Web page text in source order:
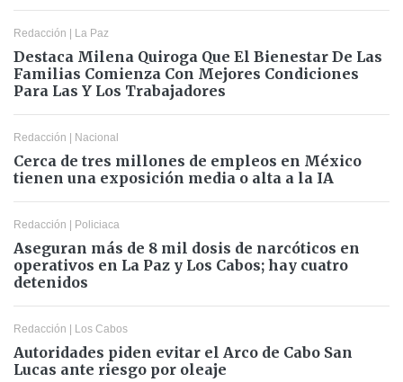
Redacción | La Paz
Destaca Milena Quiroga Que El Bienestar De Las
Familias Comienza Con Mejores Condiciones
Para Las Y Los Trabajadores
Redacción | Nacional
Cerca de tres millones de empleos en México
tienen una exposición media o alta a la IA
Redacción | Policiaca
Aseguran más de 8 mil dosis de narcóticos en
operativos en La Paz y Los Cabos; hay cuatro
detenidos
Redacción | Los Cabos
Autoridades piden evitar el Arco de Cabo San
Lucas ante riesgo por oleaje